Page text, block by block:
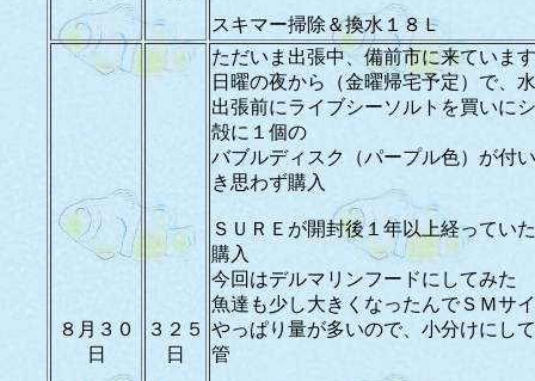
スキマー掃除＆換水１８Ｌ
８月３０
日
３２５
日
ただいま出張中、備前市に来ています
日曜の夜から（金曜帰宅予定）で、
出張前にライブシーソルトを買いに
殻に１個の
バブルディスク（パープル色）が付
き思わず購入
ＳＵＲＥが開封後１年以上経ってい
購入
今回はデルマリンフードにしてみた
魚達も少し大きくなったんでＳＭサ
やっぱり量が多いので、小分けにし
管